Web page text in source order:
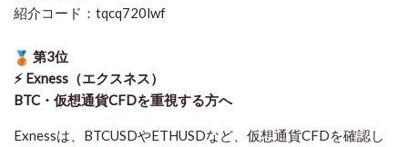
紹介コード：tqcq720lwf
第3位
⚡ Exness（エクスネス）
BTC・仮想通貨CFDを重視する方へ
Exnessは、BTCUSDやETHUSDなど、仮想通貨CFDを確認し